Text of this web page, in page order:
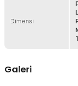
Adjustable untuk
Menghadirkan rosette
sudutnya,
grip sesuai gaya
posisi.
Dimensi
Galeri